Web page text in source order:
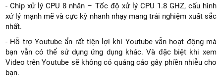
- Chip xử lý CPU 8 nhân – Tốc độ xử lý CPU 1.8 GHZ, cấu hình
xử lý mạnh mẽ và cực kỳ nhanh nhạy mang trải nghiệm xuất sắc
nhất.
- Hỗ trợ Youtube ẩn rất tiện lợi khi Youtube vẫn hoạt động mà
bạn vẫn có thể sử dụng ứng dụng khác. Và đặc biệt khi xem
Video trên Youtube sẽ không có quảng cáo gây phiền nhiễu cho
bạn.